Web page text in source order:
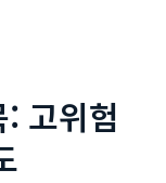
고위험